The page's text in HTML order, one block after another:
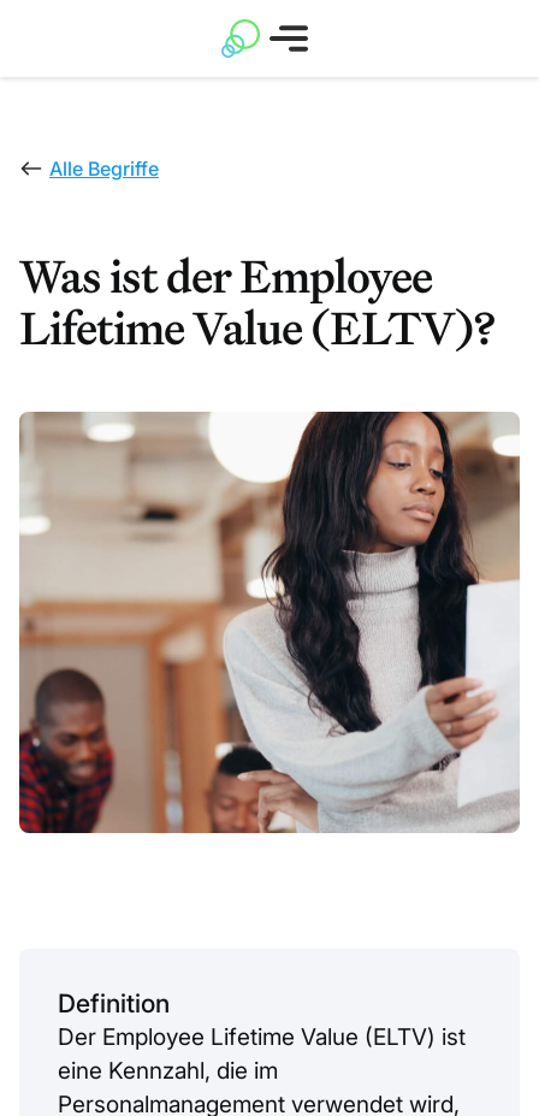
Alle Begriffe
Was ist der Employee
Lifetime Value (ELTV)?
Definition
Der Employee Lifetime Value (ELTV) ist
eine Kennzahl, die im
Personalmanagement verwendet wird,